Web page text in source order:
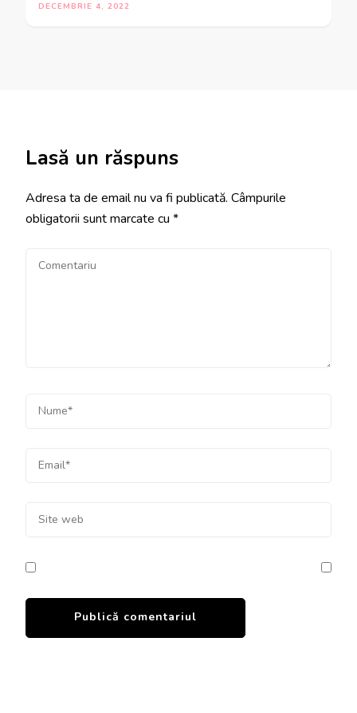
DECEMBRIE 4, 2022
Lasă un răspuns
Adresa ta de email nu va fi publicată. Câmpurile
obligatorii sunt marcate cu *